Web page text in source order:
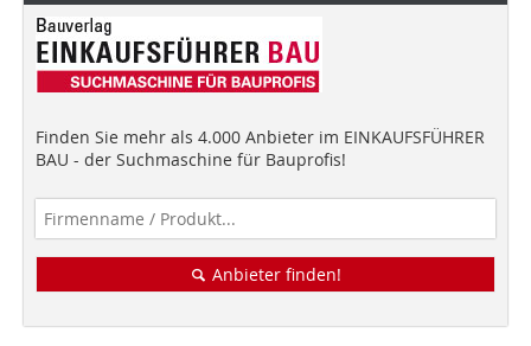
Finden Sie mehr als 4.000 Anbieter im EINKAUFSFÜHRER
BAU - der Suchmaschine für Bauprofis!
Anbieter finden!